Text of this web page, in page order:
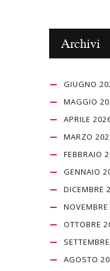
Archivi
GIUGNO
MAGGIO
APRILE
MARZO
FEBBRAIO
GENNAIO
DICEMBRE
OTTOBRE
AGOSTO